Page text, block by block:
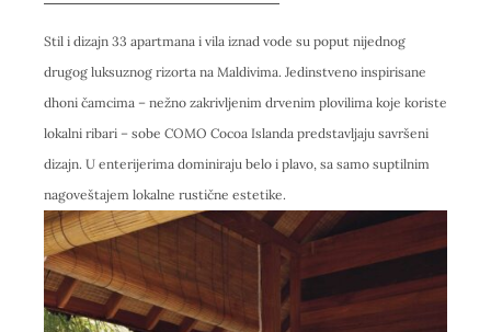
Stil i dizajn 33 apartmana i vila iznad vode su poput nijednog
drugog luksuznog rizorta na Maldivima. Jedinstveno inspirisane
dhoni čamcima – nežno zakrivljenim drvenim plovilima koje koriste
lokalni ribari – sobe COMO Cocoa Islanda predstavljaju savršeni
dizajn. U enterijerima dominiraju belo i plavo, sa samo suptilnim
nagoveštajem lokalne rustične estetike.